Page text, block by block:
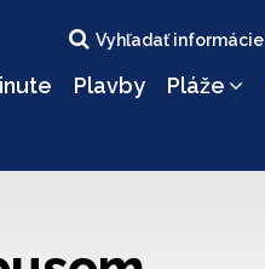
Vyhľadať informácie
Plavby Pláže